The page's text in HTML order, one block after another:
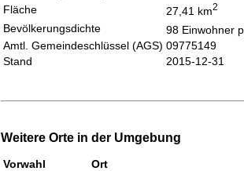
Fläche
27,41 km2
Bevölkerungsdichte 98 Einwohner
Amtl. Gemeindeschlüssel (AGS) 09775149
Stand
2015-12-31
Weitere Orte in der Umgebung
Vorwahl Ort